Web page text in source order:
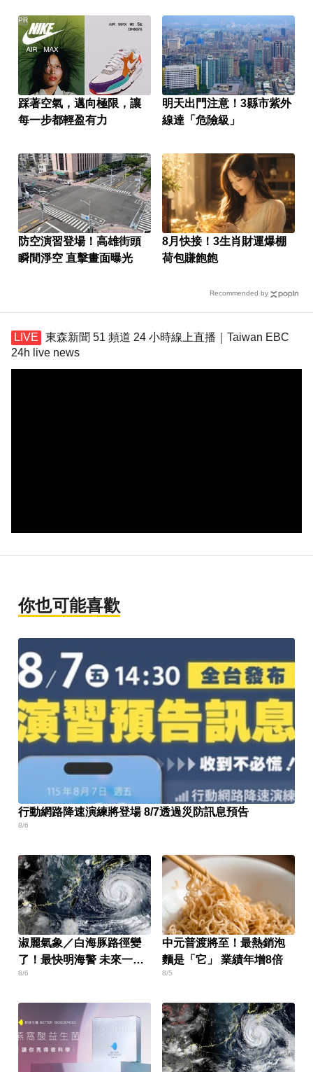
踩著空氣，邁向極限，讓
每一步都輕盈有力
PR
明天出門注意！3縣市紫外
線達「危險級」
防空演習登場！高雄街頭
瞬間淨空 直擊畫面曝光
8月快接！3生肖財運爆棚
荷包賺飽飽
Recommended by
東森新聞 51 頻道 24 小時線上直播｜Taiwan EBC
24h live news
你也可能喜歡
行動網路降速演練將登場 8/7透過災防訊息預告
8/6
淑麗氣象／白海豚路徑變
了！最快明海警 未來一週
降雨熱區曝
8/6
中元普渡將至！最熱銷泡
麵是「它」 業績年增8倍
8/5